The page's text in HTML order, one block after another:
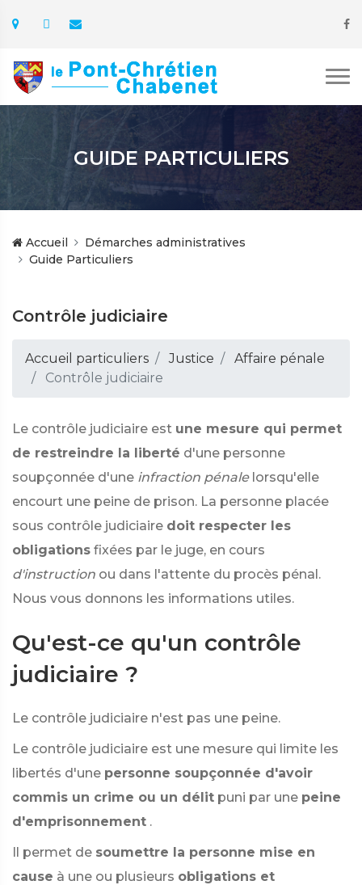
GUIDE PARTICULIERS
Accueil
Démarches administratives
Guide Particuliers
Contrôle judiciaire
Accueil particuliers Justice
Affaire pénale
Contrôle judiciaire
Le contrôle judiciaire est une mesure qui permet
de restreindre la liberté d'une personne
soupçonnée d'une infraction pénale lorsqu'elle
encourt une peine de prison. La personne placée
sous contrôle judiciaire doit respecter les
obligations fixées par le juge, en cours
d'instruction ou dans l'attente du procès pénal.
Nous vous donnons les informations utiles.
Qu'est-ce qu'un contrôle
judiciaire ?
Le contrôle judiciaire n'est pas une peine.
Le contrôle judiciaire est une mesure qui limite les
libertés d'une personne soupçonnée d'avoir
commis un crime ou un délit puni par une peine
d'emprisonnement .
Il permet de soumettre la personne mise en
cause à une ou plusieurs obligations et